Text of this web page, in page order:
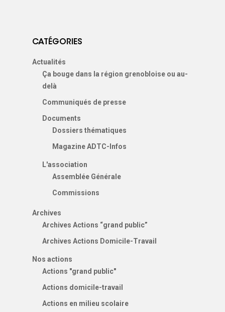
CATÉGORIES
Actualités
Ça bouge dans la région grenobloise ou au-
delà
Communiqués de presse
Documents
Dossiers thématiques
Magazine ADTC-Infos
L'association
Assemblée Générale
Commissions
Archives
Archives Actions “grand public”
Archives Actions Domicile-Travail
Nos actions
Actions "grand public"
Actions domicile-travail
Actions en milieu scolaire